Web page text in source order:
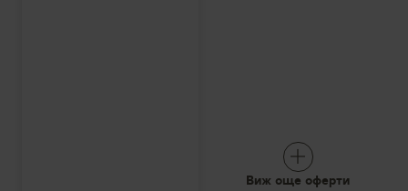
Виж още оферти